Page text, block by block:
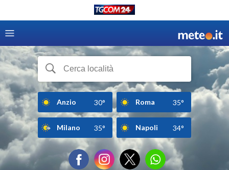
Anzio 30° Roma 35°
Milano 35° Napoli 34°